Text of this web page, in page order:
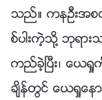
သည္။ ကနဦးအစ
စ္ပါးကဲ့သို႔ ဘုရာ
ကည္ခဲ့ၿပီး၊ ေယရ
ခ်ိန္တြင္ ေယရႈ